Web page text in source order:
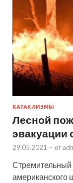
КАТАКЛИЗМЫ
Лесной
эвакуации
29.05.2021 - от
Стремительный
американского